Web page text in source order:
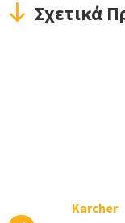
Σχετικά
Karcher